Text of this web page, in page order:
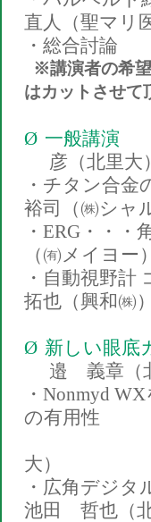
直人（聖マリ
・総合討論
※講演者の希
はカットさせて
Ø 一般講演
彦（北里大
・チタン合金
裕司（㈱シャ
・ ERG ・・・
（㈲メイヨー
・自動視野計
拓也（興和㈱
Ø 新しい眼底
邉 義章（
・ Nonmyd WX
の有用性
大）
・広角デジタ
池田 哲也（